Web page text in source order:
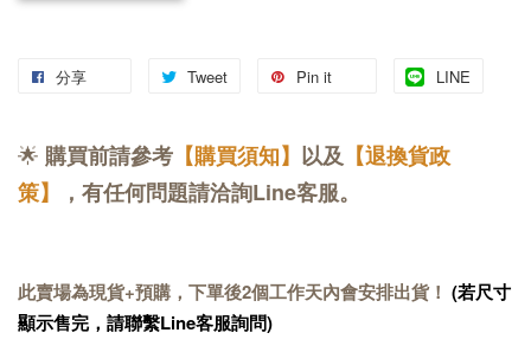
分享 Tweet Pin it LINE
🌟 購買前請參考 【購買須知】 以及 【退換貨政
策】
，有任何問題請洽詢Line客服。
此賣場為現貨+預購，下單後2個工作天內會安排出貨！ (若尺寸
顯示售完，請聯繫Line客服詢問)